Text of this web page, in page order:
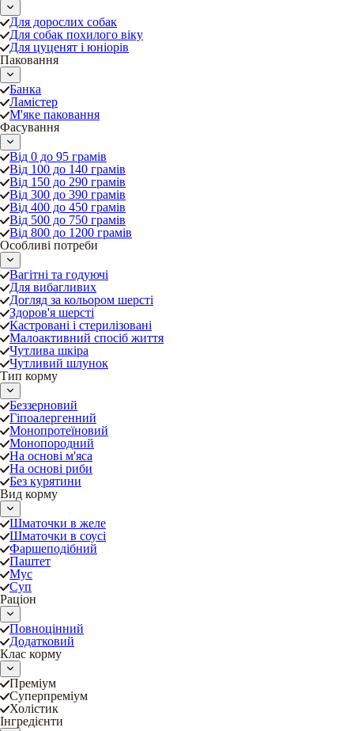
Для дорослих собак
Для собак похилого віку
Для цуценят і юніорів
Паковання
Банка
Ламістер
М'яке паковання
Фасування
Від 0 до 95 грамів
Від 100 до 140 грамів
Від 150 до 290 грамів
Від 300 до 390 грамів
Від 400 до 450 грамів
Від 500 до 750 грамів
Від 800 до 1200 грамів
Особливі потреби
Вагітні та годуючі
Для вибагливих
Догляд за кольором шерсті
Здоров'я шерсті
Кастровані і стерилізовані
Малоактивний спосіб життя
Чутлива шкіра
Чутливий шлунок
Тип корму
Беззерновий
Гіпоалергенний
Монопротеїновий
Монопородний
На основі м'яса
На основі риби
Без курятини
Вид корму
Шматочки в желе
Шматочки в соусі
Фаршеподібний
Паштет
Мус
Суп
Раціон
Повноцінний
Додатковий
Клас корму
Преміум
Суперпреміум
Холістик
Інгредієнти